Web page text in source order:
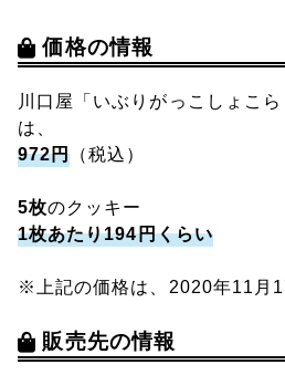
価格の情報
川口屋「いぶりがっこしょこ
は、
972円 （税込）
5枚のクッキー
1枚あたり194円くらい
※上記の価格は、2020年11月
販売先の情報